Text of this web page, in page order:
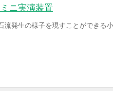
ニ実演装置
流発生の様子を現すことができる